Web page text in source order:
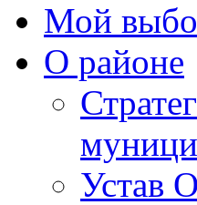
Мой
О районе
Устав